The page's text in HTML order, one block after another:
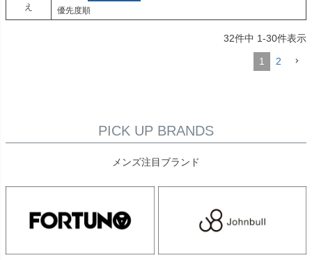
え
優先度順
32件中 1-30件表示
1 2
PICK UP BRANDS
メンズ注目ブランド